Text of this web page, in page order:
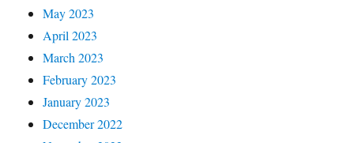
May 2023
April 2023
March 2023
February 2023
January 2023
December 2022